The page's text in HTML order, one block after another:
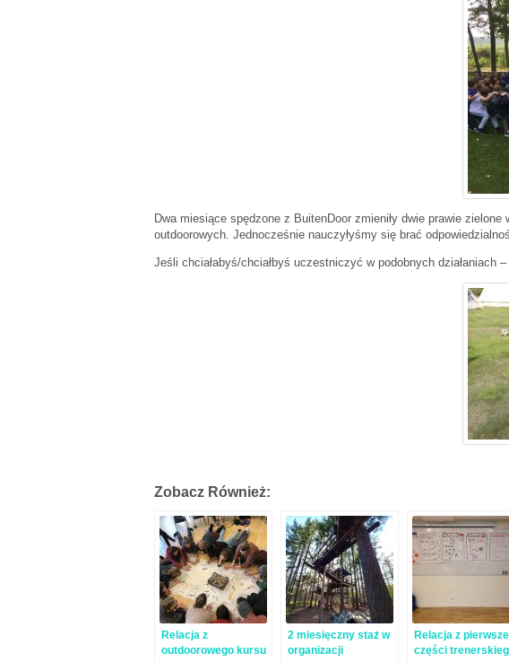
Dwa miesiące spędzone z BuitenDoor zmieniły dwie prawie
outdoorowych. Jednocześnie nauczyłyśmy się brać
Jeśli chciałabyś/chciałbyś uczestniczyć w podobnych działaniach
Zobacz Również:
Relacja z
outdoorowego kursu
2 miesięczny staż w
organizacji
Relacja z
części